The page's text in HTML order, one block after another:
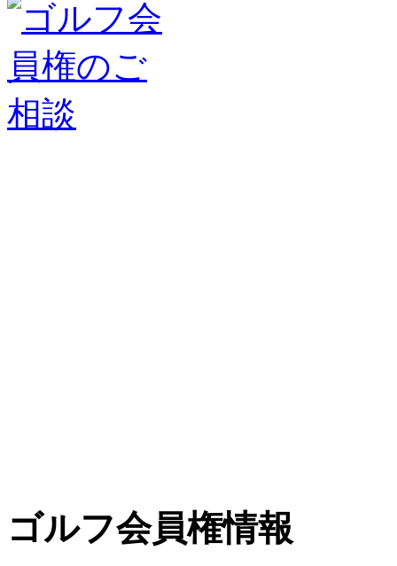
ゴルフ会員権情報